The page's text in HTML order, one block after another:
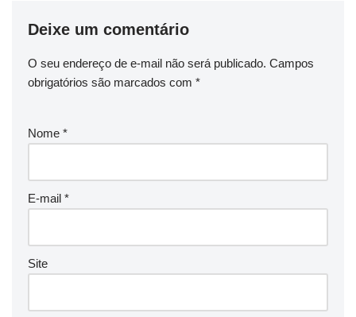
Deixe um comentário
O seu endereço de e-mail não será publicado. Campos
obrigatórios são marcados com *
Nome *
E-mail *
Site